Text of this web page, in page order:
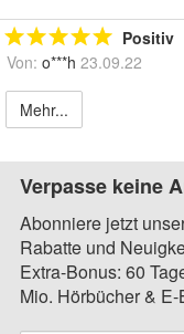
Positiv
Von: o***h 23.09.22
Mehr...
Verpasse keine
Abonniere jetzt
Rabatte und
Extra-Bonus: 60
Mio. Hörbücher &